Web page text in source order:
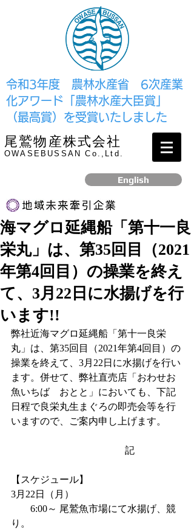
​令和3年度 農林水産省 6次産業
化アワード「農林水産大臣賞」
（最高賞）を受賞いたしました
尾鷲物産株式会社
OWASEBUSSAN Co.,Ltd.
English
リンク
​2017年12月、経済産業省より認定されました
海マグロ延縄船「第十一良
栄丸」は、第35回目（2021
年第4回目）の操業を終え
て、3月22日に水揚げを行
います!!
弊社近海マグロ延縄船「第十一良栄
丸」は、第35回目（2021年第4回目）の
操業を終えて、3月22日に水揚げを行い
ます。併せて、弊社直売店「おわせお
魚いちば　おとと」においても、下記
日程で良栄丸生まぐろの即売会等を行
いますので、ご案内申し上げます。
記
【スケジュール】
3月22日（月）
6:00～ 尾鷲魚市場にて水揚げ、競
り。